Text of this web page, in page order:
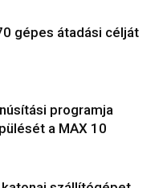
gépes átadási célját
programja
a MAX 10